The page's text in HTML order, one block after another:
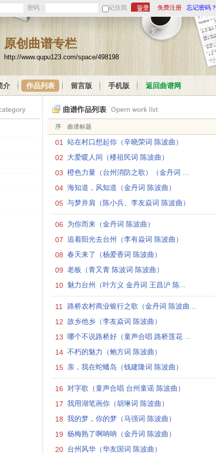
密码： 记住我 免费注册 忘记密码？
原创曲谱专栏
http://www.qupu123.com/space/498198
介 作品列表 留言版 手机版 返回曲谱网
序 曲谱标题
01 站在村口想起你（辛晓荣词 陈波曲）
02 大爱暖人间（楼祖民词 陈波曲）
03 橙色力量（台州消防之歌）（金丹词 ...
04 海知道，风知道（金丹词 陈波曲）
05 与梦并肩（陈小兵、李友焱词 陈波曲）
06 为你而来（金丹词 陈波曲）
07 追着阳光去台州（李有焱词 陈波曲）
08 春天来了（杨爱香词 陈波曲）
09 老板（青又青 陈波词 陈波曲）
10 魅力台州（叶方义 金丹词 王昌沪 陈...
11 路桥农村商业银行之歌（金丹词 陈波曲...
12 故乡他乡（李友焱词 陈波曲）
13 哪个不说路桥好（童声合唱 路桥莲花 ...
14 不朽的魅力（鲍方词 陈波曲）
15 亲，我在蛇蟠岛（钱建隆词 陈波曲）
16 对字歌（童声合唱 台州童谣 陈波曲）
17 我用湖笔画你（胡琳词 陈波曲）
18 我的梦，你的梦（马强词 陈波曲）
19 杨梅熟了啊呐呐（金丹词 陈波曲）
20 台州风华（华友国词 陈波曲）